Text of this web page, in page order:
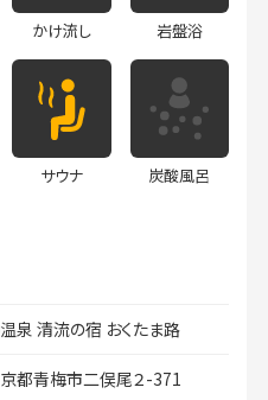
かけ流し 岩盤浴
サウナ 炭酸風呂
泉 清流の宿 おくたま路
都青梅市二俣尾２-371